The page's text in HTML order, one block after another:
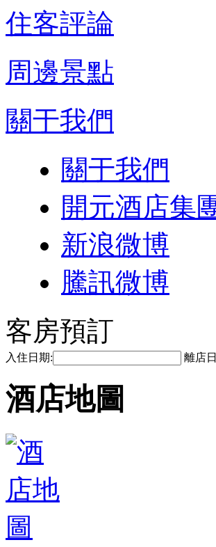
住客評論
周邊景點
關于我們
關于我們
開元酒店集
新浪微博
騰訊微博
客房預訂
入住日期: 離店
酒店地圖